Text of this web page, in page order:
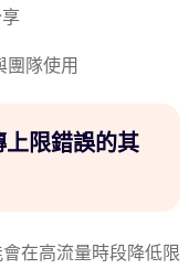
團隊使用
上限錯誤的其
在高流量時段降低限